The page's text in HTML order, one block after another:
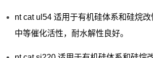
nt cat ul54 适用于有机硅体系和硅烷改
中等催化活性，耐水解性良好。